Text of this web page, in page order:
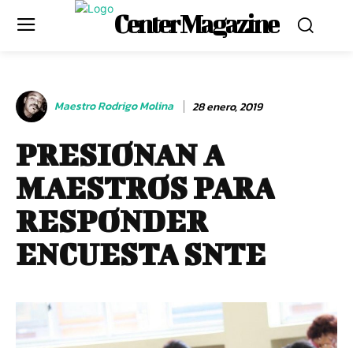
Center Magazine
Maestro Rodrigo Molina 28 enero, 2019
PRESIONAN A
MAESTROS PARA
RESPONDER
ENCUESTA SNTE